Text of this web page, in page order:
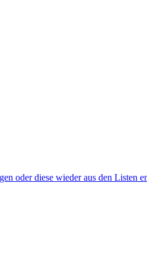
oder diese wieder aus den Listen